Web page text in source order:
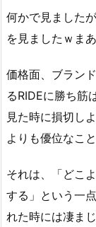
何かで見ました
を見ましたｗま
価格面、ブラン
るRIDEに勝ち筋
見た時に損切し
よりも優位なこ
それは、「どこ
する」という一
れた時には凄ま